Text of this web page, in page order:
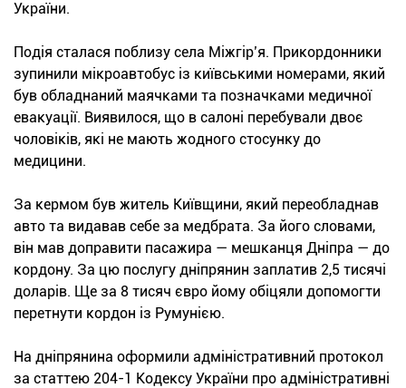
України.
Подія сталася поблизу села Міжгір’я. Прикордонники
зупинили мікроавтобус із київськими номерами, який
був обладнаний маячками та позначками медичної
евакуації. Виявилося, що в салоні перебували двоє
чоловіків, які не мають жодного стосунку до
медицини.
За кермом був житель Київщини, який переобладнав
авто та видавав себе за медбрата. За його словами,
він мав доправити пасажира — мешканця Дніпра — до
кордону. За цю послугу дніпрянин заплатив 2,5 тисячі
доларів. Ще за 8 тисяч євро йому обіцяли допомогти
перетнути кордон із Румунією.
На дніпрянина оформили адміністративний протокол
за статтею 204-1 Кодексу України про адміністративні